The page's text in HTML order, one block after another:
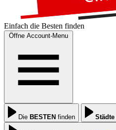
Einfach die Besten finden
Öffne Account-Menu
Die BESTEN finden Städte